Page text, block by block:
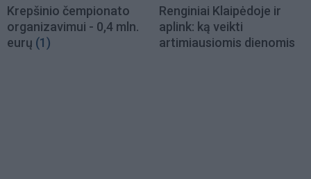
Krepšinio čempionato
organizavimui - 0,4 mln.
eurų (1)
Renginiai Klaipėdoje ir
aplink: ką veikti
artimiausiomis dienomis